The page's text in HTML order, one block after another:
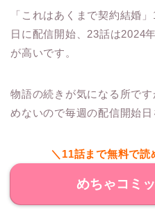
「これはあくまで契約結婚
日に配信開始、23話は2024
が高いです。
物語の続きが気になる所で
めないので毎週の配信開始
＼11話まで無料で
めちゃコミ